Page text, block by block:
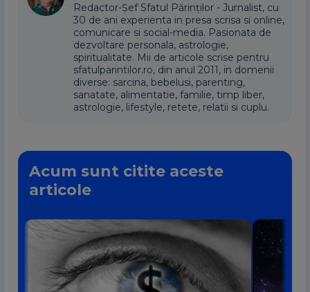
Redactor-Șef Sfatul Părinților - Jurnalist, cu
30 de ani experienta in presa scrisa si online,
comunicare si social-media. Pasionata de
dezvoltare personala, astrologie,
spiritualitate. Mii de articole scrise pentru
sfatulparintilor.ro, din anul 2011, in domenii
diverse: sarcina, bebelusi, parenting,
sanatate, alimentatie, familie, timp liber,
astrologie, lifestyle, retete, relatii si cuplu.
Acum sunt citite aceste
articole